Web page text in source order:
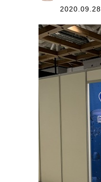
2020.09.28